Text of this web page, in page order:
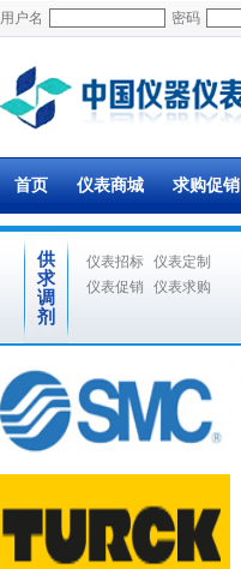
用户名 密码
首页 仪表商城 求购促销
供
求
调
剂
仪表招标 仪表定制
仪表促销
仪表求购